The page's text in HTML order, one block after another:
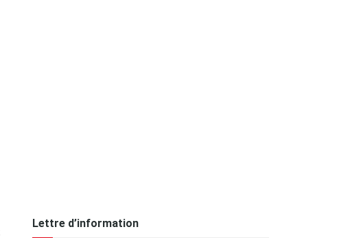
Lettre d’information